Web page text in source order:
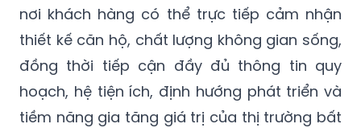
nơi khách hàng có thể trực tiếp cảm nhận
thiết kế căn hộ, chất lượng không gian sống,
đồng thời tiếp cận đầy đủ thông tin quy
hoạch, hệ tiện ích, định hướng phát triển và
tiềm năng gia tăng giá trị của thị trường bất